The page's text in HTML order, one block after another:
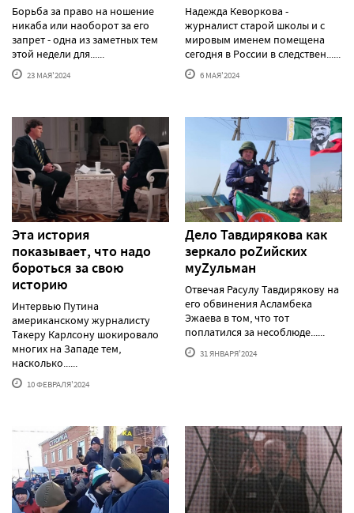
Борьба за право на ношение
никаба или наоборот за его
запрет - одна из заметных тем
этой недели для......
23 МАЯ'2024
Надежда Кеворкова -
журналист старой школы и с
мировым именем помещена
сегодня в России в следствен......
6 МАЯ'2024
Эта история
показывает, что надо
бороться за свою
историю
Интервью Путина
американскому журналисту
Такеру Карлсону шокировало
многих на Западе тем,
насколько......
10 ФЕВРАЛЯ'2024
Дело Тавдирякова как
зеркало роZийских
муZульман
Отвечая Расулу Тавдирякову на
его обвинения Асламбека
Эжаева в том, что тот
поплатился за несоблюде......
31 ЯНВАРЯ'2024